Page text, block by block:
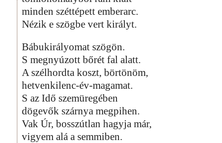
minden széttépett emberarc.
Nézik e szögbe vert királyt.
Bábukirályomat szögön.
S megnyúzott bőrét fal alatt.
A szélhordta koszt, börtönöm,
hetvenkilenc-év-magamat.
S az Idő szemüregében
dögevők szárnya megpihen.
Vak Úr, bosszútlan hagyja már,
vigyem alá a semmiben.